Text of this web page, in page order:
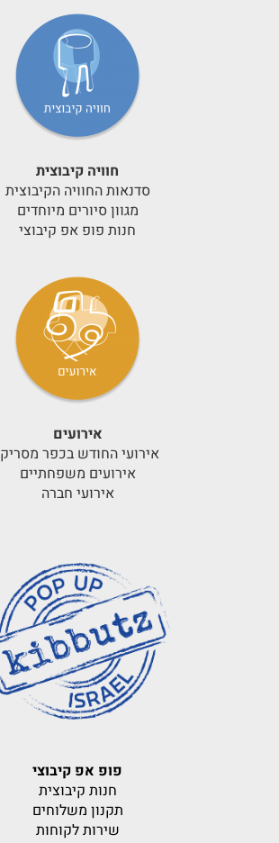
חוויה קיבוצית
סדנאות החוויה הקיבוצית
מגוון סיורים מיוחדים
חנות פופ אפ קיבוצי
אירועים
אירועי החודש בכפר מסריק
אירועים משפחתיים
אירועי חברה
פופ אפ קיבוצי
חנות קיבוצית
תקנון משלוחים
שירות לקוחות